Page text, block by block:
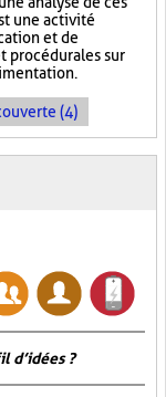
une activité
et de
procédurales sur
(4)
d’idées ?